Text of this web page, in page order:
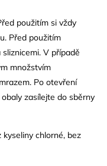
použitím si vždy
Před použitím
V případě
množstvím
Po otevření
zasílejte do sběrny
chlorné, bez